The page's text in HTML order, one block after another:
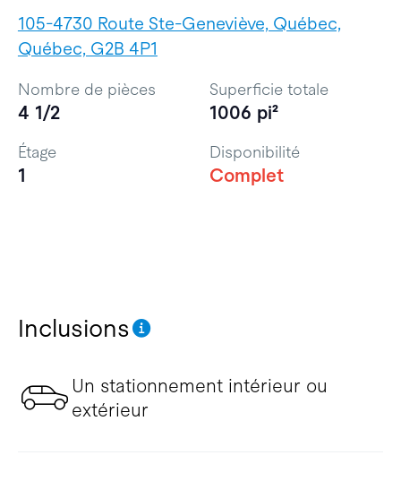
105-4730 Route Ste-Geneviève, Québec,
Québec, G2B 4P1
Inclusions
Un stationnement intérieur ou
extérieur
Nombre de pièces
4 1/2
Superficie totale
1006 pi²
Étage
1
Disponibilité
Complet